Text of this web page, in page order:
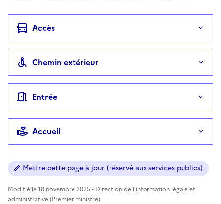
Accès
Chemin extérieur
Entrée
Accueil
Mettre cette page à jour (réservé aux services publics)
Modifié le 10 novembre 2025 - Direction de l'information légale et
administrative (Premier ministre)